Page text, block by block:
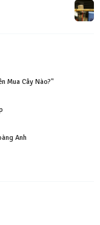
Mua Cây Nào?"
Anh